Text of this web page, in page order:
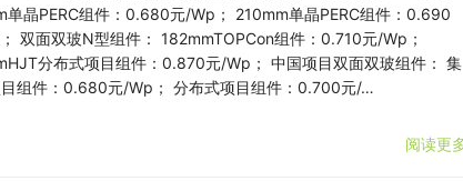
单晶PERC组件：0.680元/Wp； 210mm单晶PERC组件：0.690
双面双玻N型组件： 182mmTOPCon组件：0.710元/Wp；
分布式项目组件：0.870元/Wp； 中国项目双面双玻组件： 集
组件：0.680元/Wp； 分布式项目组件：0.700元/…
阅读更